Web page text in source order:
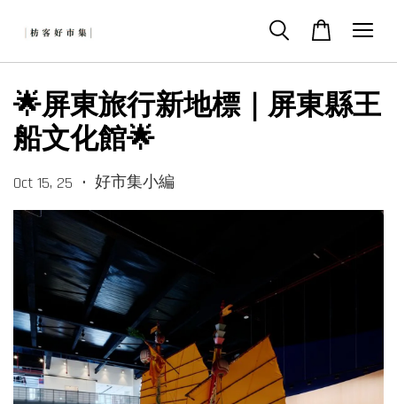
🌟屏東旅行新地標｜屏東縣王
船文化館🌟
Oct 15, 25 • 好市集小編